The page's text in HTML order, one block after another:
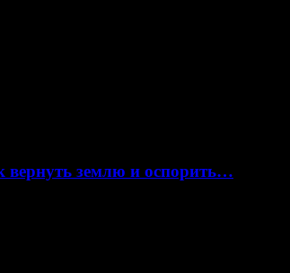
вернуть землю и оспорить…